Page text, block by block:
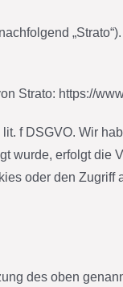
Strato: https://
f DSGVO. Wir
wurde, erfolgt
oder den
des oben